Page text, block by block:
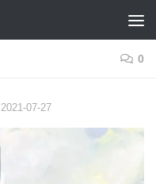
0
2021-07-27